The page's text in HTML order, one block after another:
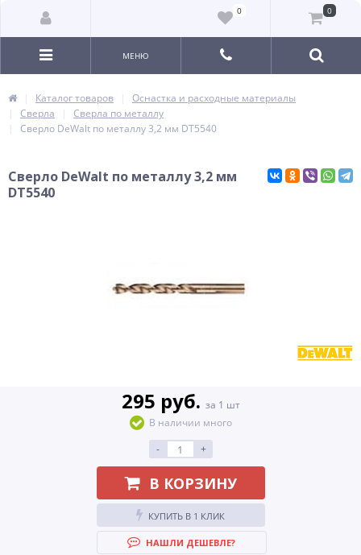
0 0
МЕНЮ
Каталог товаров
Оснастка и расходные материалы
Сверла
Сверла по металлу
Сверло DeWalt по металлу 3,2 мм DT5540
Сверло DeWalt по металлу 3,2 мм
DT5540
295 руб. за 1 шт
В наличии много
-
+
В КОРЗИНУ
КУПИТЬ В 1 КЛИК
НАШЛИ ДЕШЕВЛЕ?